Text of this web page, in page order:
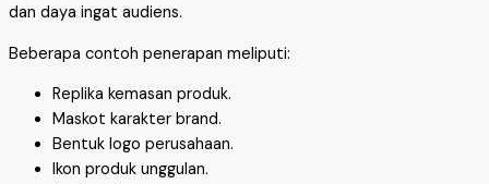
dan daya ingat audiens.
Beberapa contoh penerapan meliputi:
Replika kemasan produk.
Maskot karakter brand.
Bentuk logo perusahaan.
Ikon produk unggulan.